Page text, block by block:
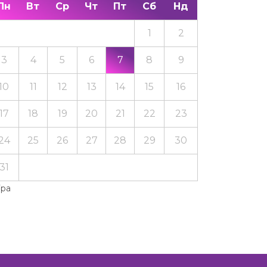
Вт Ср Чт Пт Сб Нд
1 2
3 4 5 6 7 8 9
11 12 13 14 15 16
18 19 20 21 22 23
25 26 27 28 29 30